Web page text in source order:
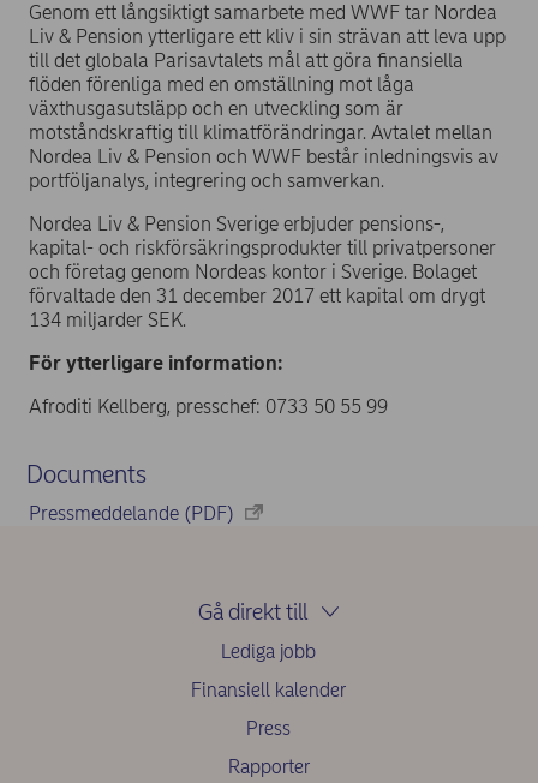
Genom ett långsiktigt samarbete med WWF tar Nordea
Liv & Pension ytterligare ett kliv i sin strävan att leva upp
till det globala Parisavtalets mål att göra finansiella
flöden förenliga med en omställning mot låga
växthusgasutsläpp och en utveckling som är
motståndskraftig till klimatförändringar. Avtalet mellan
Nordea Liv & Pension och WWF består inledningsvis av
portföljanalys, integrering och samverkan.
Nordea Liv & Pension Sverige erbjuder pensions-,
kapital- och riskförsäkringsprodukter till privatpersoner
och företag genom Nordeas kontor i Sverige. Bolaget
förvaltade den 31 december 2017 ett kapital om drygt
134 miljarder SEK.
För ytterligare information:
Afroditi Kellberg, presschef: 0733 50 55 99
Documents
Pressmeddelande (PDF)
Gå direkt till
Lediga jobb
Finansiell kalender
Press
Rapporter